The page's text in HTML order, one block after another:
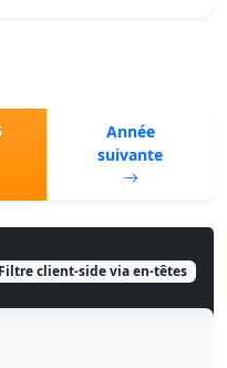
Année
suivante
Filtre client-side via en-têtes